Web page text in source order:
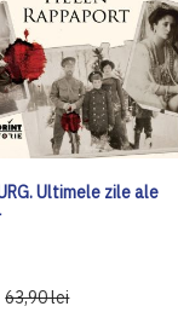
Ultimele zile ale
63,90 lei